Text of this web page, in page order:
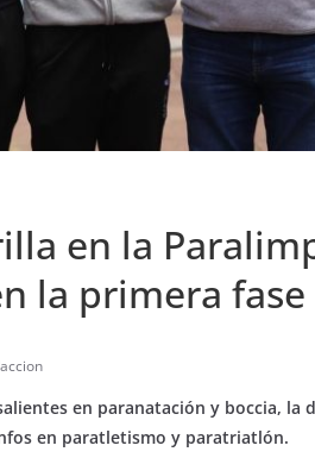
en la
la primera fase
en paranatación y boccia, la
en paratletismo y paratriatlón.